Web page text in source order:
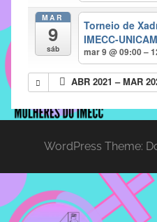
fortalecimento
sociais
profissionais
entre
professores
funcionários
do
IMECC,
MAR
9
sáb
Torneio de
IMECC-
mar 9 @ 09:00 –
ABR 2021 – MAR
WordPress Theme: